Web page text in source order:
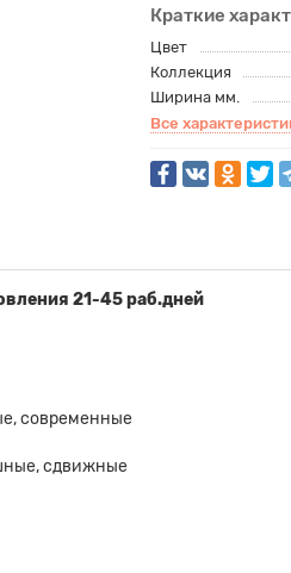
Краткие
Цвет
Коллекция
Ширина мм.
Все
21-45 раб.дней
современные
сдвижные